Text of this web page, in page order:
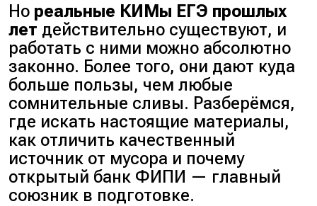
Но реальные КИМы ЕГЭ прошлых
лет действительно существуют, и
работать с ними можно абсолютно
законно. Более того, они дают куда
больше пользы, чем любые
сомнительные сливы. Разберёмся,
где искать настоящие материалы,
как отличить качественный
источник от мусора и почему
открытый банк ФИПИ — главный
союзник в подготовке.